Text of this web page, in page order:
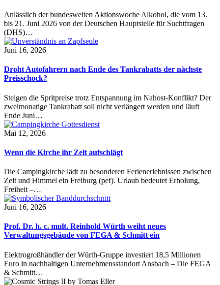
Anlässlich der bundesweiten Aktionswoche Alkohol, die vom 13.
bis 21. Juni 2026 von der Deutschen Hauptstelle für Suchtfragen
(DHS)…
Juni 16, 2026
Droht Autofahrern nach Ende des Tankrabatts der nächste
Preisschock?
Steigen die Spritpreise trotz Entspannung im Nahost-Konflikt? Der
zweimonatige Tankrabatt soll nicht verlängert werden und läuft
Ende Juni…
Mai 12, 2026
Wenn die Kirche ihr Zelt aufschlägt
Die Campingkirche lädt zu besonderen Ferienerlebnissen zwischen
Zelt und Himmel ein Freiburg (pef). Urlaub bedeutet Erholung,
Freiheit –…
Juni 16, 2026
Prof. Dr. h. c. mult. Reinhold Würth weiht neues
Verwaltungsgebäude von FEGA & Schmitt ein
Elektrogroßhändler der Würth-Gruppe investiert 18,5 Millionen
Euro in nachhaltigen Unternehmensstandort Ansbach – Die FEGA
& Schmitt…